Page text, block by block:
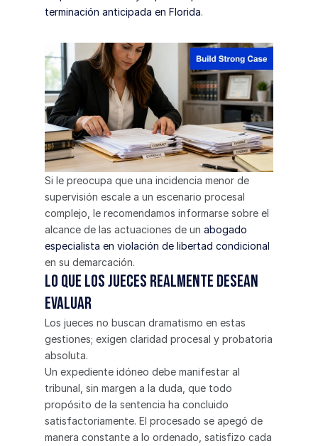
terminación anticipada en Florida.
Si le preocupa que una incidencia menor de
supervisión escale a un escenario procesal
complejo, le recomendamos informarse sobre el
alcance de las actuaciones de un abogado
especialista en violación de libertad condicional
en su demarcación.
Lo que los jueces realmente desean
evaluar
Los jueces no buscan dramatismo en estas
gestiones; exigen claridad procesal y probatoria
absoluta.
Un expediente idóneo debe manifestar al
tribunal, sin margen a la duda, que todo
propósito de la sentencia ha concluido
satisfactoriamente. El procesado se apegó de
manera constante a lo ordenado, satisfizo cada